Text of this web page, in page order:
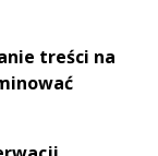
treści na